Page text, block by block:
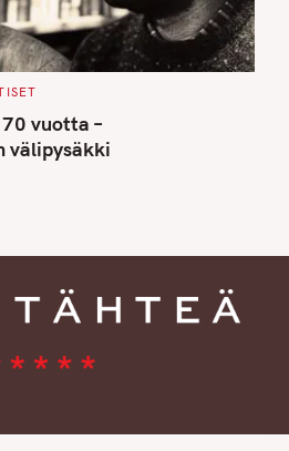
vuotta –
välipysäkki